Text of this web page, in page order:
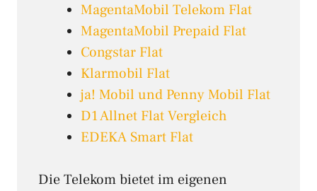
MagentaMobil Telekom Flat
MagentaMobil Prepaid Flat
Congstar Flat
Klarmobil Flat
ja! Mobil und Penny Mobil Flat
D1 Allnet Flat Vergleich
EDEKA Smart Flat
Die Telekom bietet im eigenen